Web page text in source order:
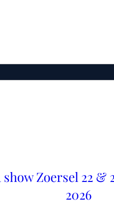
show Zoersel 22 &
2026